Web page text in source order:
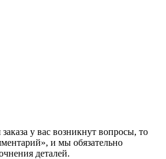
у вас возникнут вопросы, то
и мы обязательно
деталей.